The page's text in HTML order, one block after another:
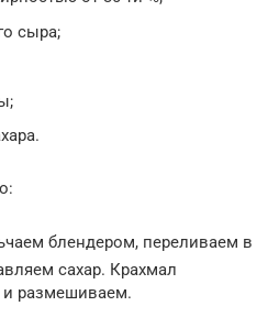
сыра;
блендером, переливаем в
сахар. Крахмал
размешиваем.